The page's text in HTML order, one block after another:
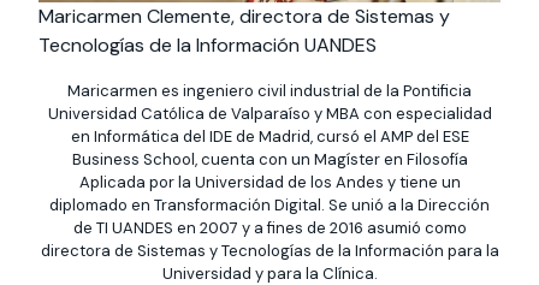
Maricarmen Clemente, directora de Sistemas y
Tecnologías de la Información UANDES
Maricarmen es ingeniero civil industrial de la Pontificia
Universidad Católica de Valparaíso y MBA con especialidad
en Informática del IDE de Madrid, cursó el AMP del ESE
Business School, cuenta con un Magíster en Filosofía
Aplicada por la Universidad de los Andes y tiene un
diplomado en Transformación Digital. Se unió a la Dirección
de TI UANDES en 2007 y a fines de 2016 asumió como
directora de Sistemas y Tecnologías de la Información para la
Universidad y para la Clínica.